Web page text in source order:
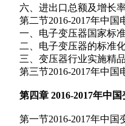
六、进出口总额及增长
第二节2016-2017年中国
一、电子变压器国家标
二、电子变压器的标准
三、变压器行业实施精品
第三节2016-2017年中国
第四章 2016-2017年中国
第一节2016-2017年中国